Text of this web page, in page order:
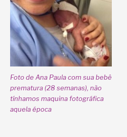
Foto de Ana Paula com sua bebê
prematura (28 semanas), não
tínhamos maquina fotográfica
aquela época